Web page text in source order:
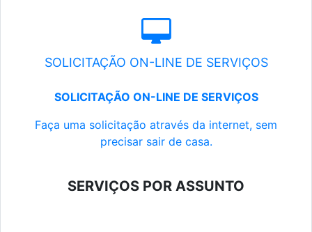
SOLICITAÇÃO ON-LINE DE SERVIÇOS
SOLICITAÇÃO ON-LINE DE SERVIÇOS
Faça uma solicitação através da internet, sem
precisar sair de casa.
SERVIÇOS POR ASSUNTO